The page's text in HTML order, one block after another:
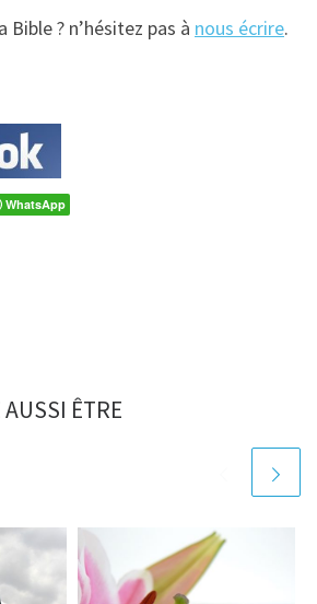
Bible ? n’hésitez pas à nous écrire.
WhatsApp
ÊTRE